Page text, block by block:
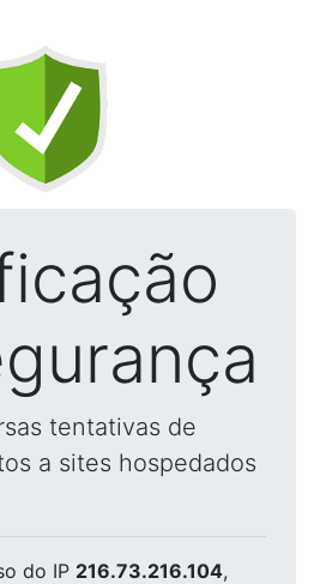
tentativas de
a sites hospedados
do IP 216.73.216.104,